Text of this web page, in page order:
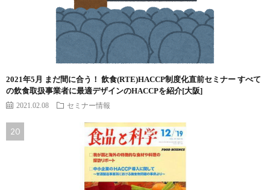
2021年5月 まだ間に合う！ 飲食(RTE)HACCP制度化直前セミナー すべて
の飲食取扱事業者に最適デザインのHACCPを紹介[大阪]
2021.02.08 セミナー情報